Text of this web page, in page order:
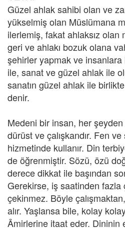
Güzel ahlak sahibi olan ve
yükselmiş olan Müslümana
ilerlemiş, fakat ahlaksız
geri ve ahlakı bozuk olana
şehirler yapmak ve
ile, sanat ve güzel ahlak ile
sanatın güzel ahlak ile
denir.
Medeni bir insan, her
dürüst ve çalışkandır. Fen ve
hizmetinde kullanır. Din
de öğrenmiştir. Sözü, özü
derece dikkat ile başından
Gerekirse, iş saatinden fazla
çekinmez. Böyle
alır. Yaşlansa bile, kolay
Âmirlerine itaat eder. Dininin